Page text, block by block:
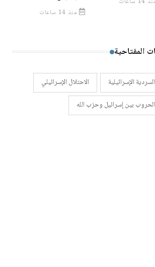
منذ 14 ساعات
المفتاحية
السردية الإسرائيلية
الاحتلال الإسرائيلي
الحروب بين إسرائيل وحزب الله